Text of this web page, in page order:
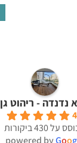
נדנדה - ריהוט גן
על 430 ביקורות
powered byGoog